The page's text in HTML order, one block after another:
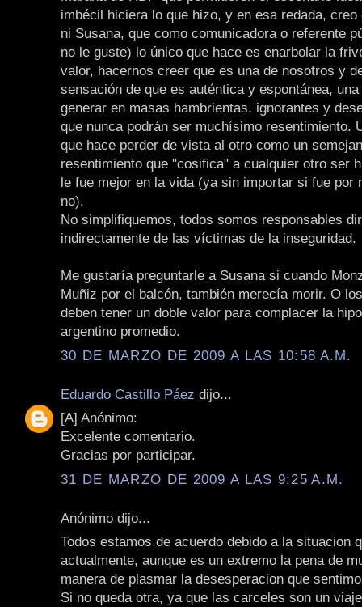
imbécil hiciera lo que hizo, y en esa redada,
ni Susana, que como comunicadora o referente
no le guste) lo único que hace es enarbolar la
valor, hacernos creer que es una de nosotros y
sensación de que es auténtica y espontánea,
generar en masas hambrientas, ignorantes y
que nunca podrán ser muchísimo resentimiento.
que hace perder de vista al otro como un
resentimiento que "cosifica" a cualquier otro ser
le fue mejor en la vida (ya sin importar si fue por
no).
No simplifiquemos, todos somos responsables
indirectamente de las víctimas de la inseguridad.
Me gustaría preguntarle a Susana si cuando
Muñiz por el balcón, también merecía morir. O
deben tener un doble valor para complacer la
argentino promedio.
30 DE MARZO DE 2009 A LAS 10:58 A.M.
Eduardo Castillo Páez dijo...
[A] Anónimo:
Excelente comentario.
Gracias por participar.
31 DE MARZO DE 2009 A LAS 9:25 A.M.
Anónimo dijo...
Todos estamos de acuerdo debido a la situacion
actualmente, aunque es un extremo la pena de
manera de plasmar la desesperacion que
Si no queda otra, ya que las carceles son un